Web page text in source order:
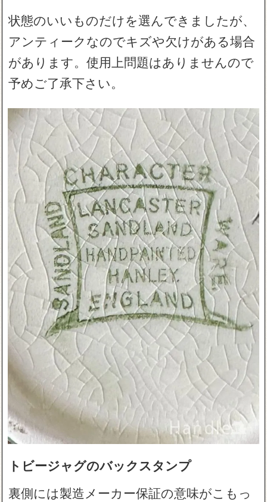
状態のいいものだけを選んできましたが、
アンティークなのでキズや欠けがある場合
があります。使用上問題はありませんので
予めご了承下さい。
トビージャグのバックスタンプ
裏側には製造メーカー保証の意味がこもっ